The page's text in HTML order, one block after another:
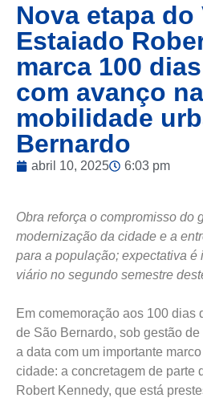
Nova etapa do
Estaiado
marca 100
com avanço na
mobilidade
Bernardo
abril 10, 2025 6:03 pm
Obra reforça o compromisso do
modernização da cidade e a
para a população; expectativa é
viário no segundo semestre
Em comemoração aos 100 dias
de São Bernardo, sob gestão
a data com um importante
cidade: a concretagem de parte
Robert Kennedy, que está